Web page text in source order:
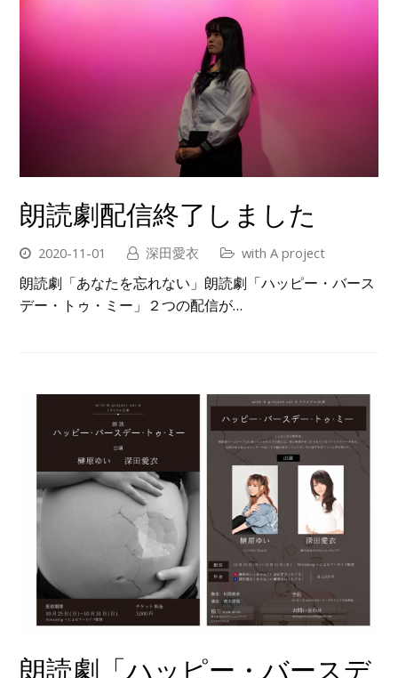
朗読劇配信終了しました
2020-11-01 深田愛衣 with A project
朗読劇「あなたを忘れない」朗読劇「ハッピー・バース
デー・トゥ・ミー」２つの配信が…
朗読劇「ハッピー・バースデ